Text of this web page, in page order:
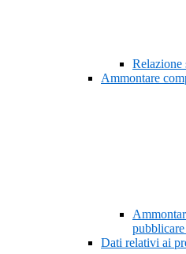
Relazione
Ammontare
Dati relativi ai